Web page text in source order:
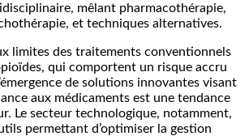
mêlant pharmacothérapie,
et techniques alternatives.
limites des traitements conventionnels
qui comportent un risque accru
de solutions innovantes visant
aux médicaments est une tendance
Le secteur technologique, notamment,
permettant d’optimiser la gestion